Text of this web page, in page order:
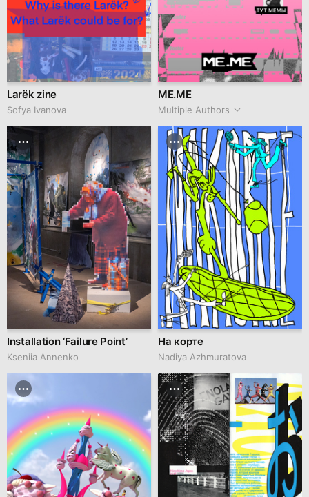
Larёk zine
Sofya Ivanova
ME.ME
Multiple Authors
Installation ‘Failure Point’
Kseniia Аnnenko
На корте
Nadiya Azhmuratova